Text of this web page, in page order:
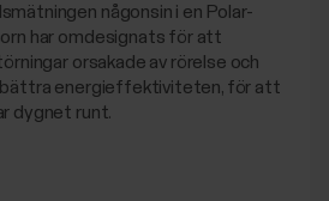
någonsin i en Polar-
har omdesignats för att
orsakade av rörelse och
energieffektiviteten, för att
dygnet runt.